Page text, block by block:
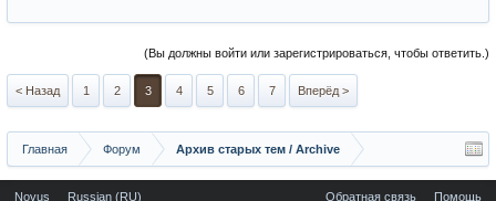
(Вы должны войти или зарегистрироваться, чтобы ответить.)
< Назад 1 2 3 4 5 6 7 Вперёд >
Главная Форум Архив старых тем / Archive
Novus Russian (RU) Обратная связь Помощь